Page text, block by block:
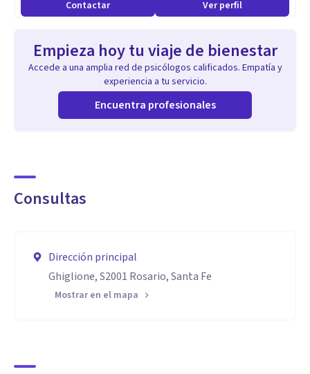
Especialidad
tercera generación, terapias basadas en Procesos y terapias
contextuales. Trabajo principalmente con la Terapia
Dialéctico-Conductual para los problemas emocionales y la
desregulación emocional y la Terapia de Aceptación y
Asimismo, conozco de diversas intervenciones del Análisis
Modelo Denver de Intervención Temprana, el sistema de
entrenamiento relacional para la promoción de la
Aptitudes
Contactar Ver perfil
Empieza hoy tu viaje de bienestar
Accede a una amplia red de psicólogos calificados. Empatía y
experiencia a tu servicio.
Encuentra profesionales
Consultas
Dirección principal
Ghiglione, S2001 Rosario, Santa Fe
Mostrar en el mapa